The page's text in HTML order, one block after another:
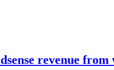
revenue from